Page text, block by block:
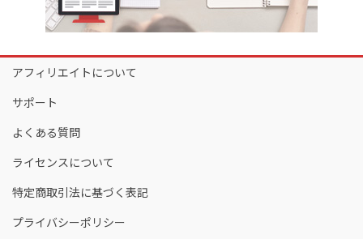
アフィリエイトについて
サポート
よくある質問
ライセンスについて
特定商取引法に基づく表記
プライバシーポリシー